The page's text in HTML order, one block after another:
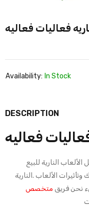
فعاليات فعاليه
Availability: In Stock
DESCRIPTION
فعاليه
النارية للبيع
الألعاب .النارية
نحن فريق متخصص